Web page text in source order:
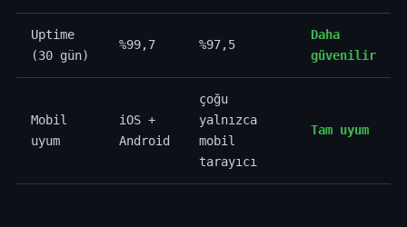
Uptime
(30 gün)
%99,7 %97,5
Daha
güvenilir
Mobil
uyum
iOS +
Android
çoğu
yalnızca
mobil
tarayıcı
Tam uyum